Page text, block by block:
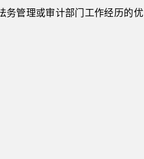
务管理或审计部门工作经历的优